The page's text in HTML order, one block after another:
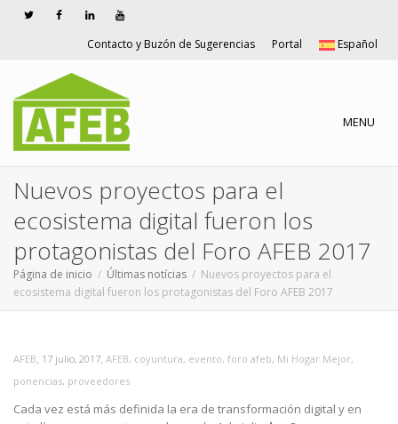
Contacto y Buzón de Sugerencias Portal Español
Cambiar
MENU
Nuevos proyectos para el
ecosistema digital fueron los
protagonistas del Foro AFEB 2017
Página de inicio Últimas notícias
Nuevos proyectos para el
ecosistema digital fueron los protagonistas del Foro AFEB 2017
AFEB, 17 julio, 2017, AFEB, coyuntura, evento, foro afeb, Mi Hogar Mejor,
ponencias, proveedores
Cada vez está más definida la era de transformación digital y en